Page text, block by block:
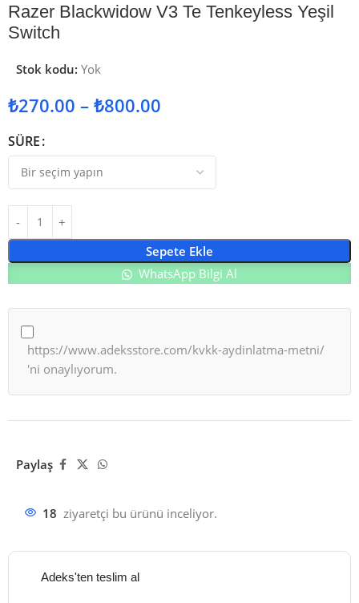
Razer Blackwidow V3 Te Tenkeyless Yeşil
Switch
Stok kodu: Yok
₺270.00 – ₺800.00
SÜRE
Sepete Ekle
WhatsApp Bilgi Al
https://www.adeksstore.com/kvkk-aydinlatma-metni/
'ni onaylıyorum.
Paylaş
18 ziyaretçi bu ürünü inceliyor.
Adeks'ten teslim al